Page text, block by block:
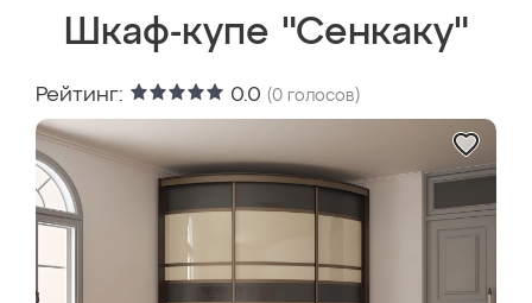
Шкаф-купе "Сенкаку"
Рейтинг: 0.0 (0 голосов)